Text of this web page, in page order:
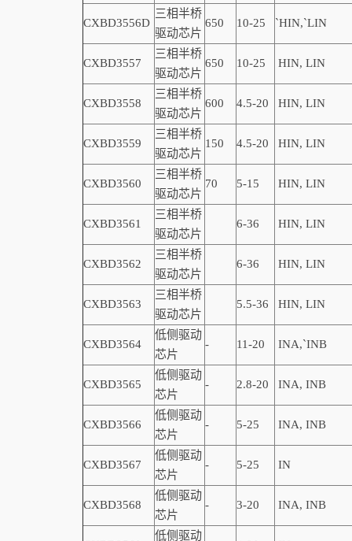
CXBD3556D
三相半桥
驱动芯片
650 10-25 `HIN,`LIN
CXBD3557
三相半桥
驱动芯片
650 10-25 HIN, LIN
CXBD3558
三相半桥
驱动芯片
600 4.5-20 HIN, LIN
CXBD3559
三相半桥
驱动芯片
150 4.5-20 HIN, LIN
CXBD3560
三相半桥
驱动芯片
70 5-15 HIN, LIN
CXBD3561
三相半桥
驱动芯片
6-36 HIN, LIN
CXBD3562
三相半桥
驱动芯片
6-36 HIN, LIN
CXBD3563
三相半桥
驱动芯片
5.5-36 HIN, LIN
CXBD3564
低侧驱动
芯片
- 11-20 INA,`INB
CXBD3565
低侧驱动
芯片
- 2.8-20 INA, INB
CXBD3566
低侧驱动
芯片
- 5-25 INA, INB
CXBD3567
低侧驱动
芯片
- 5-25 IN
CXBD3568
低侧驱动
芯片
- 3-20 INA, INB
低侧驱动